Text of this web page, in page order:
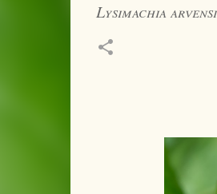
Lysimachia